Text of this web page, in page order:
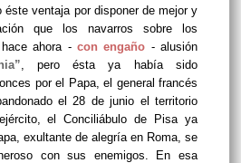
éste ventaja por disponer de mejor y
que los navarros sobre los
ahora - con engaño - alusión
, pero ésta ya había sido
por el Papa, el general francés
el 28 de junio el territorio
el Conciliábulo de Pisa ya
exultante de alegría en Roma, se
con sus enemigos. En esa